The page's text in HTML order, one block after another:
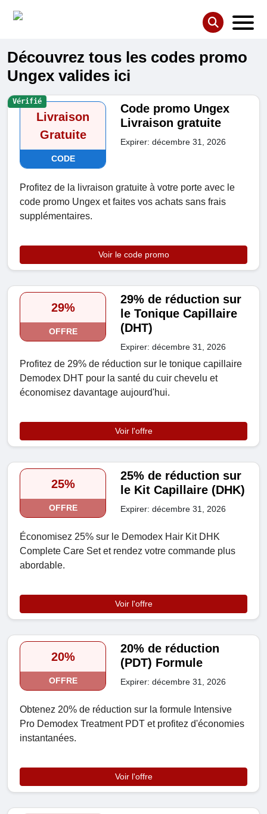
Découvrez tous les codes promo
Ungex valides ici
Livraison
Gratuite
CODE
Code promo Ungex
Livraison gratuite
Expirer: décembre 31, 2026
Profitez de la livraison gratuite à votre porte avec le
code promo Ungex et faites vos achats sans frais
supplémentaires.
Voir le code promo
Vérifié
29%
OFFRE
29% de réduction sur
le Tonique Capillaire
(DHT)
Expirer: décembre 31, 2026
Profitez de 29% de réduction sur le tonique capillaire
Demodex DHT pour la santé du cuir chevelu et
économisez davantage aujourd'hui.
Voir l'offre
25%
OFFRE
25% de réduction sur
le Kit Capillaire (DHK)
Expirer: décembre 31, 2026
Économisez 25% sur le Demodex Hair Kit DHK
Complete Care Set et rendez votre commande plus
abordable.
Voir l'offre
20%
OFFRE
20% de réduction
(PDT) Formule
Expirer: décembre 31, 2026
Obtenez 20% de réduction sur la formule Intensive
Pro Demodex Treatment PDT et profitez d'économies
instantanées.
Voir l'offre